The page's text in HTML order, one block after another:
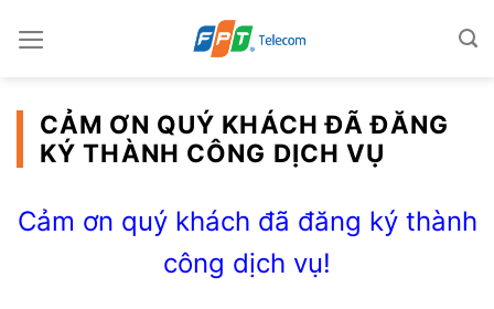
CẢM ƠN QUÝ KHÁCH ĐÃ ĐĂNG
KÝ THÀNH CÔNG DỊCH VỤ
Cảm ơn quý khách đã đăng ký thành
công dịch vụ!